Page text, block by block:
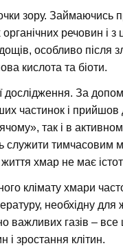
зору.
речовин і
особливо після
кислота та біоти.
За
частинок і прийшов
так і в
служити тимчасовим
хмар не має
клімату хмари
необхідну для
важливих газів –
і зростання клітин.